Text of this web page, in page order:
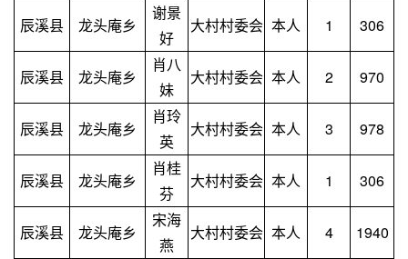
辰溪县 龙头庵乡
谢景
好
大村村委会 本人 1 306
辰溪县 龙头庵乡
肖八
妹
大村村委会 本人 2 970
辰溪县 龙头庵乡
肖玲
英
大村村委会 本人 3 978
辰溪县 龙头庵乡
肖桂
芬
大村村委会 本人 1 306
辰溪县 龙头庵乡
宋海
燕
大村村委会 本人 4 1940